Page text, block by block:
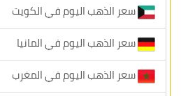
سعر الذهب اليوم في الكويت
سعر الذهب اليوم في المانيا
سعر الذهب اليوم في المغرب